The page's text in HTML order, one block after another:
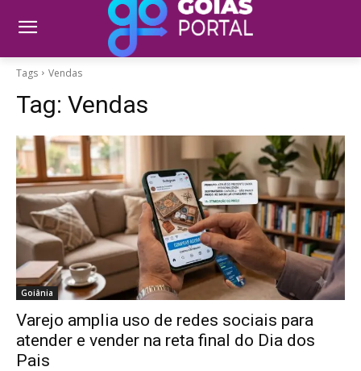
Tags Vendas
Tag: Vendas
Goiânia
Varejo amplia uso de redes sociais para
atender e vender na reta final do Dia dos
Pais